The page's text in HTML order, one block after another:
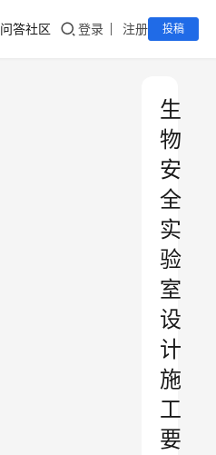
问答社区 登录 注册 投稿
生
物
安
全
实
验
室
设
计
施
工
要